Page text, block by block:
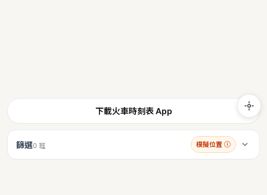
下載火車時刻表 App
篩選0 班 模擬位置 ⓘ